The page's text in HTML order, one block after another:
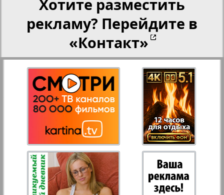
Хотите разместить
рекламу? Перейдите в
«Контакт»